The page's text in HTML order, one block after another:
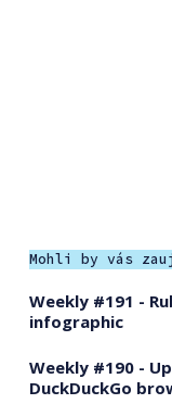
Mohli by vás
Weekly #191 -
infographic
Weekly #190 -
DuckDuckGo